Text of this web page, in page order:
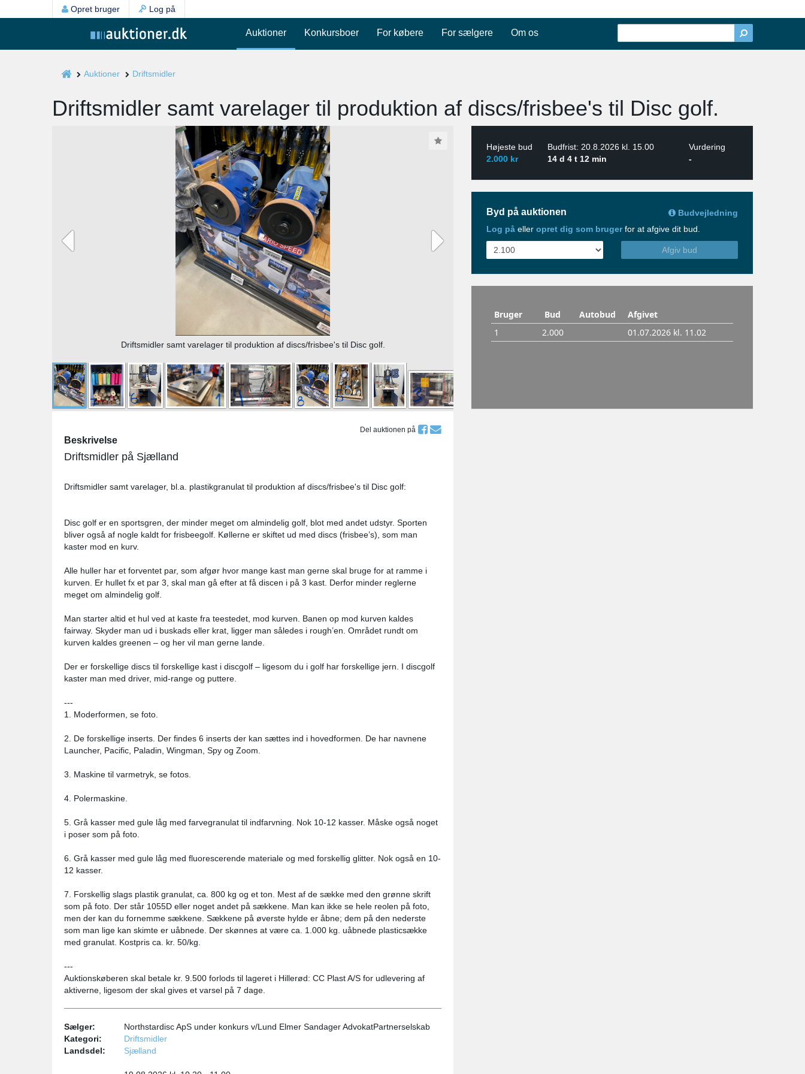
Opret bruger Log på
Auktioner Konkursboer For købere For sælgere Om os
Auktioner Driftsmidler
Driftsmidler samt varelager til produktion af discs/frisbee's til Disc golf.
Driftsmidler samt varelager til produktion af discs/frisbee's til Disc golf.
Del auktionen på
Beskrivelse
Driftsmidler på Sjælland
Driftsmidler samt varelager, bl.a. plastikgranulat til produktion af discs/frisbee's til Disc golf:
Disc golf er en sportsgren, der minder meget om almindelig golf, blot med andet udstyr. Sporten
bliver også af nogle kaldt for frisbeegolf. Køllerne er skiftet ud med discs (frisbee’s), som man
kaster mod en kurv.
Alle huller har et forventet par, som afgør hvor mange kast man gerne skal bruge for at ramme i
kurven. Er hullet fx et par 3, skal man gå efter at få discen i på 3 kast. Derfor minder reglerne
meget om almindelig golf.
Man starter altid et hul ved at kaste fra teestedet, mod kurven. Banen op mod kurven kaldes
fairway. Skyder man ud i buskads eller krat, ligger man således i rough’en. Området rundt om
kurven kaldes greenen – og her vil man gerne lande.
Der er forskellige discs til forskellige kast i discgolf – ligesom du i golf har forskellige jern. I discgolf
kaster man med driver, mid-range og puttere.
---
1. Moderformen, se foto.
2. De forskellige inserts. Der findes 6 inserts der kan sættes ind i hovedformen. De har navnene
Launcher, Pacific, Paladin, Wingman, Spy og Zoom.
3. Maskine til varmetryk, se fotos.
4. Polermaskine.
5. Grå kasser med gule låg med farvegranulat til indfarvning. Nok 10-12 kasser. Måske også noget
i poser som på foto.
6. Grå kasser med gule låg med fluorescerende materiale og med forskellig glitter. Nok også en 10-
12 kasser.
7. Forskellig slags plastik granulat, ca. 800 kg og et ton. Mest af de sække med den grønne skrift
som på foto. Der står 1055D eller noget andet på sækkene. Man kan ikke se hele reolen på foto,
men der kan du fornemme sækkene. Sækkene på øverste hylde er åbne; dem på den nederste
som man lige kan skimte er uåbnede. Der skønnes at være ca. 1.000 kg. uåbnede plasticsække
med granulat. Kostpris ca. kr. 50/kg.
---
Auktionskøberen skal betale kr. 9.500 forlods til lageret i Hillerød: CC Plast A/S for udlevering af
aktiverne, ligesom der skal gives et varsel på 7 dage.
Sælger:
Northstardisc ApS under konkurs v/Lund Elmer Sandager AdvokatPartnerselskab
Kategori:
Driftsmidler
Landsdel:
Sjælland
Højeste bud Budfrist: 20.8.2026 kl. 15.00
Vurdering
2.000 kr
14 d 4 t 12 min -
Budvejledning
Byd på auktionen
Log på eller opret dig som brugerfor at afgive dit bud.
Afgiv bud